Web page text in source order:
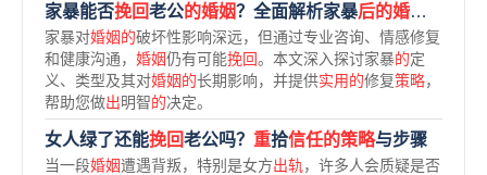
家暴能否挽回老公的婚姻？全面解析家暴后的婚姻
家暴对婚姻的破坏性影响深远，但通过专业咨询、情感修复
和健康沟通， 婚姻仍有可能挽回。本文深入探讨家暴的定
义、类型及其对婚姻的长期影响，并提供实用的修复策略，
帮助您做出明智的决定。
女人绿了还能挽回老公吗？ 重拾信任的策略与步骤
当一段婚姻遭遇背叛，特别是女方出轨 ，许多人会质疑是否